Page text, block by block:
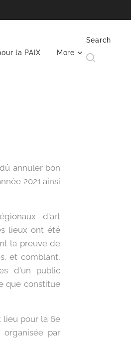
la PAIX More
Search
annuler bon
2021 ainsi
d'art
lieux ont été
la preuve de
et comblant,
d'un public
que constitue
lieu pour la 6e
organisée par